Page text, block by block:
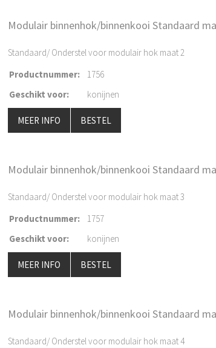
Modulair binnenhok/binnenkooi Standaard
Standaard/ Onderstel voor modulair hok maat 2
Productnummer:
1756
Geschikt voor: konijnen
MEER INFO BESTEL
Modulair binnenhok/binnenkooi Standaard
Standaard/ Onderstel voor modulair hok maat 3
Productnummer:
1757
Geschikt voor: konijnen
MEER INFO BESTEL
Modulair binnenhok/binnenkooi Standaard
Standaard/ Onderstel voor modulair hok maat 4